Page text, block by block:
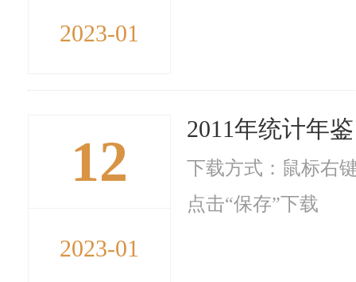
2023-01
12
2023-01
2011年统计年鉴
下载方式：鼠标右
点击“保存”下载